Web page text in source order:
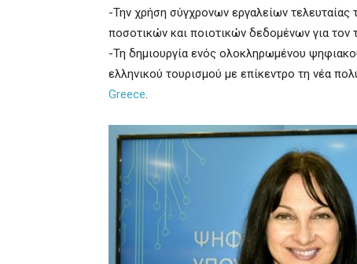
-Την χρήση σύγχρονων εργαλείων τελευταίας
ποσοτικών και ποιοτικών δεδομένων για τον
-Τη δημιουργία ενός ολοκληρωμένου
ελληνικού τουρισμού με επίκεντρο τη νέα
Greece.